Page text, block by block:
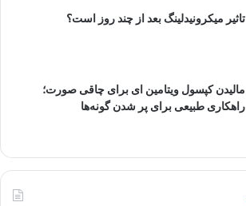
تاثیر میکرونیدلینگ بعد از چند روز است؟
مالیدن کپسول ویتامین ای برای چاقی صورت؛
راهکاری طبیعی برای پر شدن گونه‌ها